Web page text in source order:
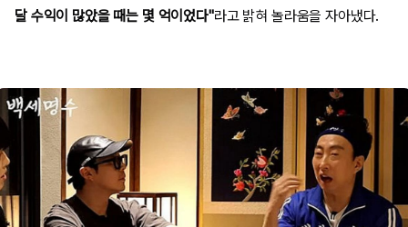
달 수익이 많았을 때는 몇 억이었다"라고 밝혀 놀라움을 자아냈다.